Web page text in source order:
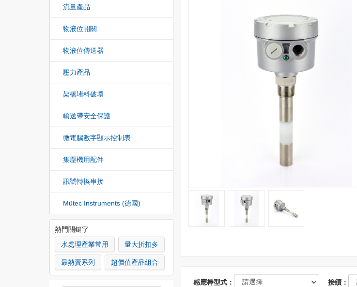
流量產品
物液位開關
物液位傳送器
壓力產品
架橋堵料破壞
輸送帶安全保護
微電腦數字顯示控制表
集塵機用配件
訊號轉換串接
Mütec Instruments (德國)
熱門關鍵字
水處理產業常用
量大折扣多
最熱賣系列 超價值產品組合
感應棒型式： 接續：